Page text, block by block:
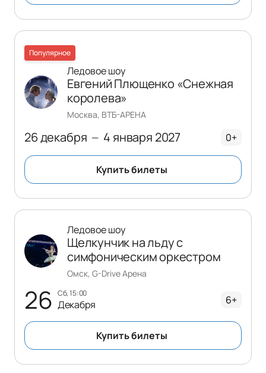
Популярное
26 декабря — 4 января 2027
Ледовое шоу
Евгений Плющенко «Снежная
королева»
Москва, ВТБ-АРЕНА
0+
Купить билеты
26 сб, 15:00
Декабря
Ледовое шоу
Щелкунчик на льду с
симфоническим оркестром
Омск, G-Drive Арена
6+
Купить билеты